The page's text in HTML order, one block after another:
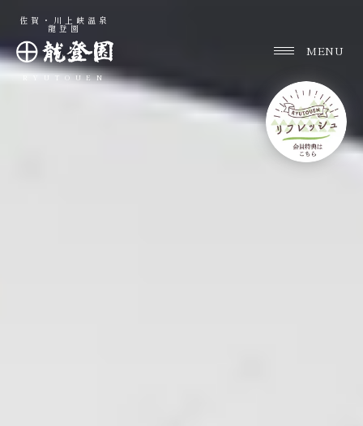
佐賀・川上峡温泉
龍登園
RYUTOUEN